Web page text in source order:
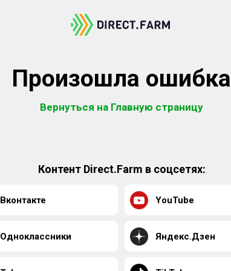
Произошла ошибка
Вернуться на Главную страницу
Контент Direct.Farm в соцсетях:
Вконтакте YouTube
Одноклассники Яндекс.Дзен